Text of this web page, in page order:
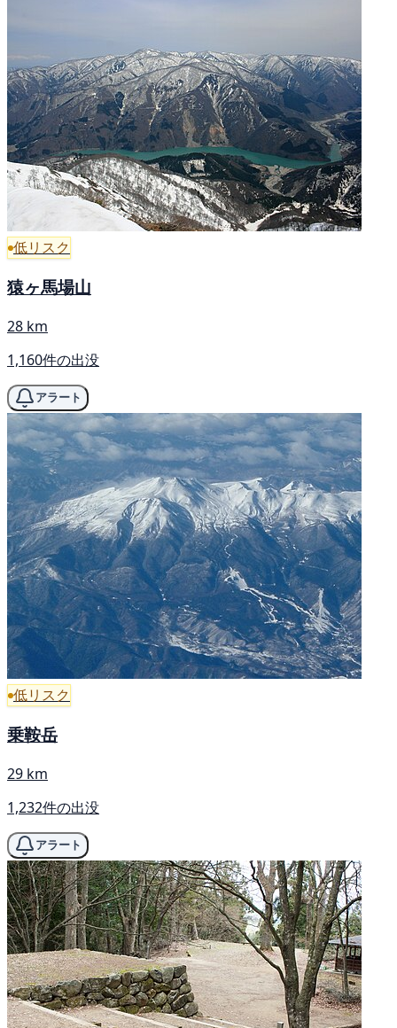
低リスク
猿ヶ馬場山
28 km
1,160件の出没
アラート
低リスク
乗鞍岳
29 km
1,232件の出没
アラート